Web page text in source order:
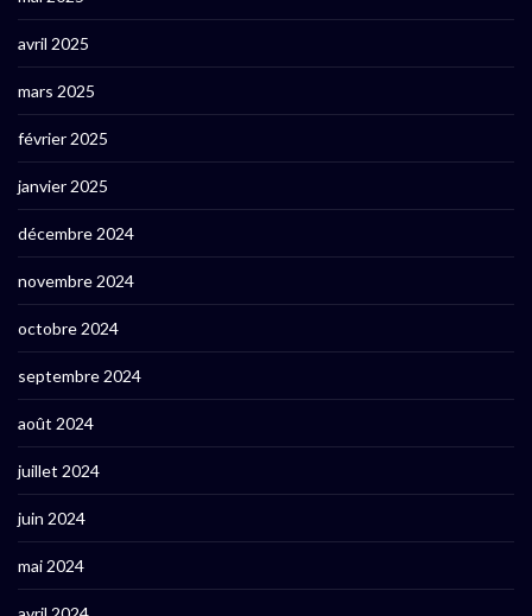
avril 2025
mars 2025
février 2025
janvier 2025
décembre 2024
novembre 2024
octobre 2024
septembre 2024
août 2024
juillet 2024
juin 2024
mai 2024